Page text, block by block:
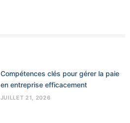
Compétences clés pour gérer la paie
en entreprise efficacement
JUILLET 21, 2026